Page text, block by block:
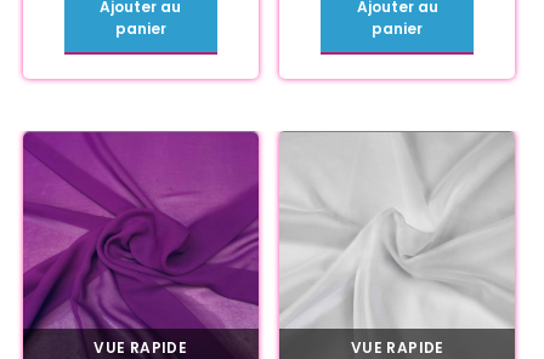
Ajouter au
panier
Ajouter au
panier
VUE RAPIDE VUE RAPIDE